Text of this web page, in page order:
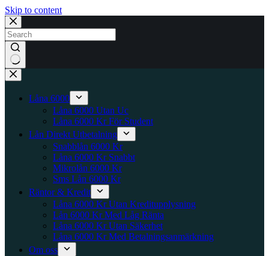
Skip to content
No
results
Låna 6000
Låna 6000 Utan Uc
Låna 6000 Kr För Student
Lån Direkt Utbetalning
Snabblån 6000 Kr
Låna 6000 Kr Snabbt
Mikrolån 6000 Kr
Sms Lån 6000 Kr
Räntor & Kredit
Låna 6000 Kr Utan Kreditupplysning
Lån 6000 Kr Med Låg Ränta
Låna 6000 Kr Utan Säkerhet
Låna 6000 Kr Med Betalningsanmärkning
Om oss